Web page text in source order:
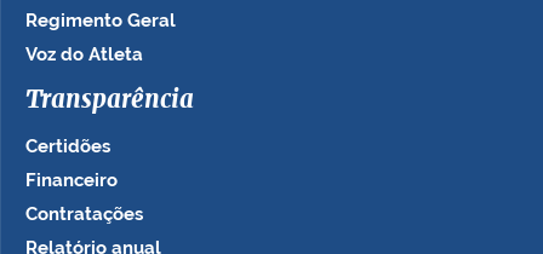
Regimento Geral
Voz do Atleta
Transparência
Certidões
Financeiro
Contratações
Relatório anual